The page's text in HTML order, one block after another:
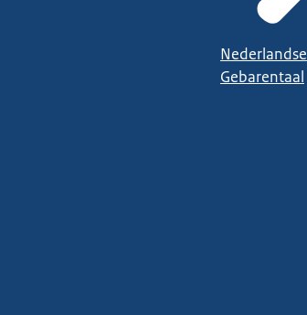
Nederlandse
Gebarentaal